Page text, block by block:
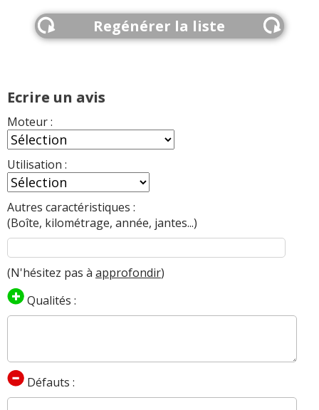
Regénérer la liste
Ecrire un avis
Moteur :
Utilisation :
Autres caractéristiques :
(Boîte, kilométrage, année, jantes...)
(N'hésitez pas à approfondir)
Qualités :
Défauts :